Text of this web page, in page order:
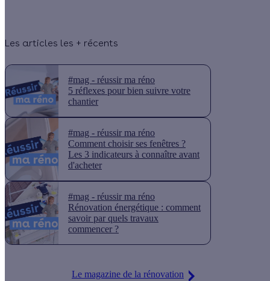
Les articles les + récents
#mag - réussir ma réno
5 réflexes pour bien suivre votre
chantier
#mag - réussir ma réno
Comment choisir ses fenêtres ?
Les 3 indicateurs à connaître avant
d'acheter
#mag - réussir ma réno
Rénovation énergétique : comment
savoir par quels travaux
commencer ?
Le magazine de la rénovation